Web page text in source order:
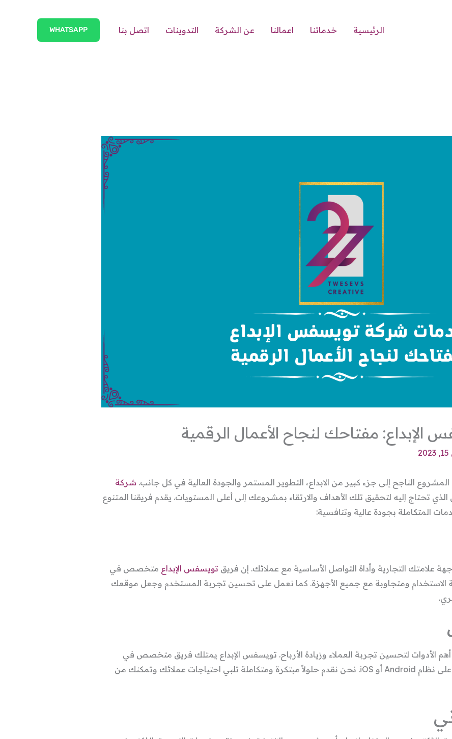
الرئيسية خدماتنا اعمالنا عن الشركة التدوينات اتصل بنا WHATSAPP
مفتاحك لنجاح الأعمال الرقمية
المشروع الناجح إلى جزء كبير من الابداع، التطوير المستمر والجودة العالية في كل جانب. شركة
تحتاج إليه لتحقيق تلك الأهداف والارتقاء بمشروعك إلى أعلى المستويات. يقدم فريقنا المتنوع
المتكاملة بجودة عالية وتنافسية:
علامتك التجارية وأداة التواصل الأساسية مع عملائك. إن فريق تويسفس الإبداع متخصص في
الاستخدام ومتجاوبة مع جميع الأجهزة. كما نعمل على تحسين تجربة المستخدم وجعل موقعك
الأدوات لتحسين تجربة العملاء وزيادة الأرباح. تويسفس الإبداع يمتلك فريق متخصص في
تطوير تطبيقات الهواتف الذكية سواء على نظام Android أو iOS. نحن نقدم حلولاً مبتكرة ومتكاملة تلبي احتياجات عملائك وتمكنك من